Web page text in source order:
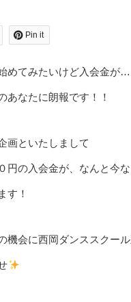
Pin it
めてみたいけど入会金が…
あなたに朗報です！！
画といたしまして
円の入会金が、なんと今
す！
機会に西岡ダンススクー